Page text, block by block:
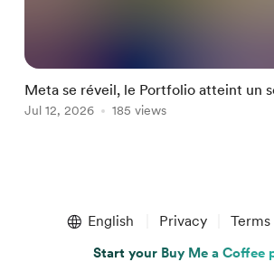
Meta se réveil, le Portfolio atteint un
Jul 12, 2026 185 views
English Privacy Terms
Start your Buy Me a Coffee